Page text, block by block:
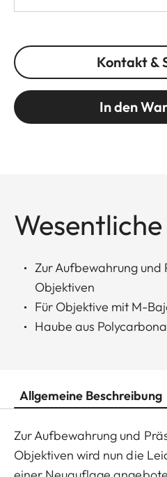
Kontakt &
In den
Zur Aufbewahrung
Objektiven
Für Objektive mit M-
Haube aus
Allgemeine Beschreibung
Zur Aufbewahrung und
Objektiven wird nun die